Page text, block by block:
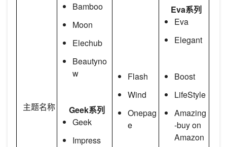
主题名称
Bamboo
Moon
Elechub
Beautyno
w
Geek系列
Geek
Impress
Flash
Wind
Onepag
e
Eva系列
Eva
Elegant
Boost
LifeStyle
Amazing
-buy on
Amazon